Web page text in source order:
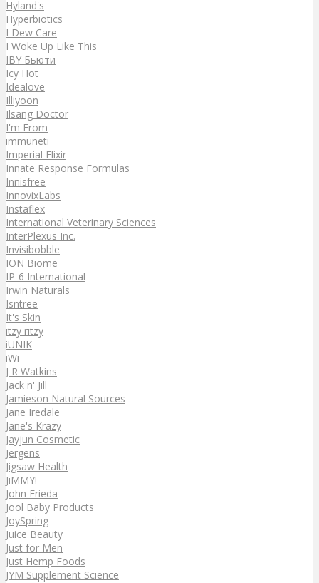
Hyland's
Hyperbiotics
I Dew Care
I Woke Up Like This
IBY Бьюти
Icy Hot
Idealove
Illiyoon
Ilsang Doctor
I'm From
immuneti
Imperial Elixir
Innate Response Formulas
Innisfree
InnovixLabs
Instaflex
International Veterinary Sciences
InterPlexus Inc.
Invisibobble
ION Biome
IP-6 International
Irwin Naturals
Isntree
It's Skin
itzy ritzy
iUNIK
iWi
J R Watkins
Jack n' Jill
Jamieson Natural Sources
Jane Iredale
Jane's Krazy
Jayjun Cosmetic
Jergens
Jigsaw Health
JiMMY!
John Frieda
Jool Baby Products
JoySpring
Juice Beauty
Just for Men
Just Hemp Foods
JYM Supplement Science